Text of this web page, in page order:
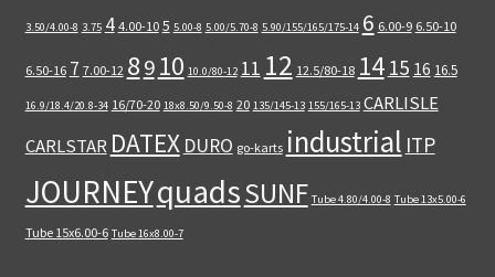
3.50/4.00-8 3.75 4 4.00-10 5 5.00-8 5.00/5.70-8 5.90/155/165/175-14 6 6.00-9 6.50-10
6.50-16 7 7.00-12 89 10 10.0/80-12 11 12 12.5/80-18 14 15 16 16.5
16.9/18.4/20.8-34 16/70-20 18x8.50/9.50-8 20 135/145-13 155/165-13 CARLISLE
CARLSTAR DATEX DURO go-karts industrial ITP
JOURNEYquadsSUNF Tube 4.80/4.00-8 Tube 13x5.00-6
Tube 15x6.00-6 Tube 16x8.00-7